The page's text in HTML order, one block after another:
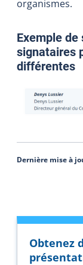
organismes.
Exemple
signataires
différentes
Dernière mise à
Obtenez